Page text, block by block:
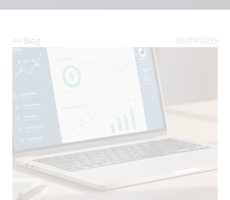
<< Blog 26/09/2025